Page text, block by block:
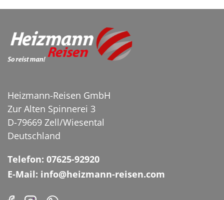
© by paul - Fotolia
Heizmann-Reisen GmbH
Zur Alten Spinnerei 3
D-79669 Zell/Wiesental
Deutschland
Telefon: 07625-92920
E-Mail: info@heizmann-reisen.com